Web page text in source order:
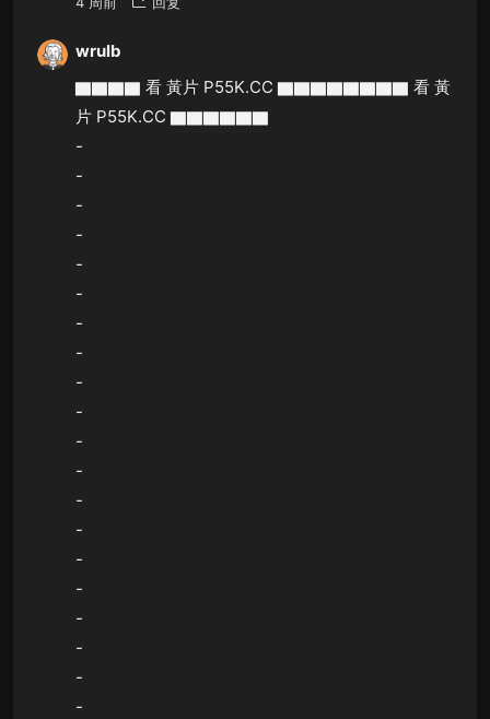
wrulb
▇▇▇▇ 看 黃片 P55K.CC ▇▇▇▇▇▇▇▇ 看 黃
片 P55K.CC ▇▇▇▇▇▇
-
-
-
-
-
-
-
-
-
-
-
-
-
-
-
-
-
-
-
-